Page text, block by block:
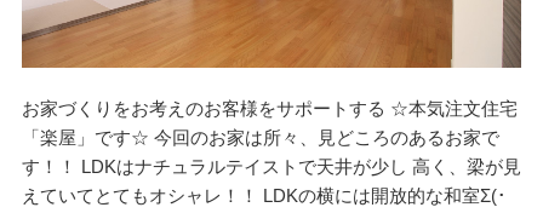
お家づくりをお考えのお客様をサポートする ☆本気注文住宅
「楽屋」です☆ 今回のお家は所々、見どころのあるお家で
す！！ LDKはナチュラルテイストで天井が少し 高く、梁が見
えていてとてもオシャレ！！ LDKの横には開放的な和室Σ(･